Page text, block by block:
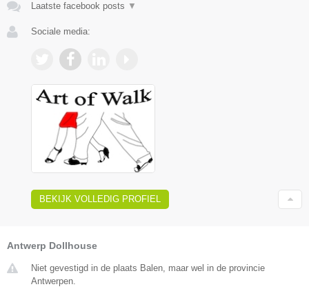
Laatste facebook posts ▼
Sociale media:
BEKIJK VOLLEDIG PROFIEL
Antwerp Dollhouse
Niet gevestigd in de plaats Balen, maar wel in de provincie
Antwerpen.